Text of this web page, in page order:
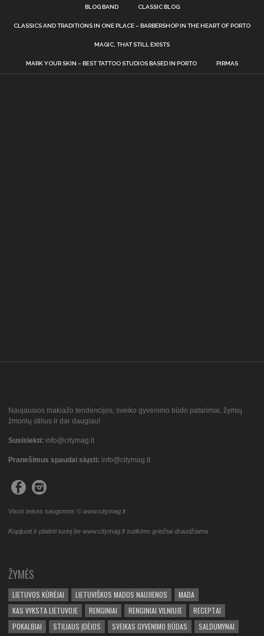
BLOG BAND CLASSIC BLOG
CLASSICS AND TRADITIONS IN ONE PLACE – BARBERSHOP IN THE HEART OF PORTO
MAGIC, THAT STILL EXISTS
MARK YOUR SKIN – BEST TATTOO STUDIOS BASED IN PORTO PIRMAS
Naujausios makiažo tendencijos, sveiko gyvenimo būdo patarimai, žymių
žmonių stilius ir dar daugiau!
Susisiekti: info@citymag.lt
Pranešimus spaudai siųsti: info@citymag.lt
Visos teisės saugomos © www.citymag.lt
Kopijuoti ir platinti turinį be www.citymag.lt sutikimo griežtai draudžiama.
ŽYMĖS
LIETUVOS KŪRĖJAI LIETUVIŠKOS MADOS NAUJIENOS
MADA
KAS VYKSTA LIETUVOJE
RENGINIAI RENGINIAI VILNIUJE
RECEPTAI
POKALBIAI
STILIAUS ĮDĖJOS SVEIKAS GYVENIMO BŪDAS SALDUMYNAI